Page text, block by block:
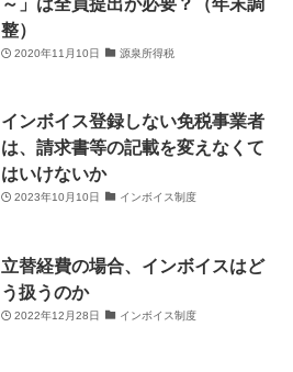
整）
2020年11月10日 源泉所得税
インボイス登録しない免税事業者
は、請求書等の記載を変えなくて
はいけないか
2023年10月10日 インボイス制度
立替経費の場合、インボイスはど
う扱うのか
2022年12月28日 インボイス制度